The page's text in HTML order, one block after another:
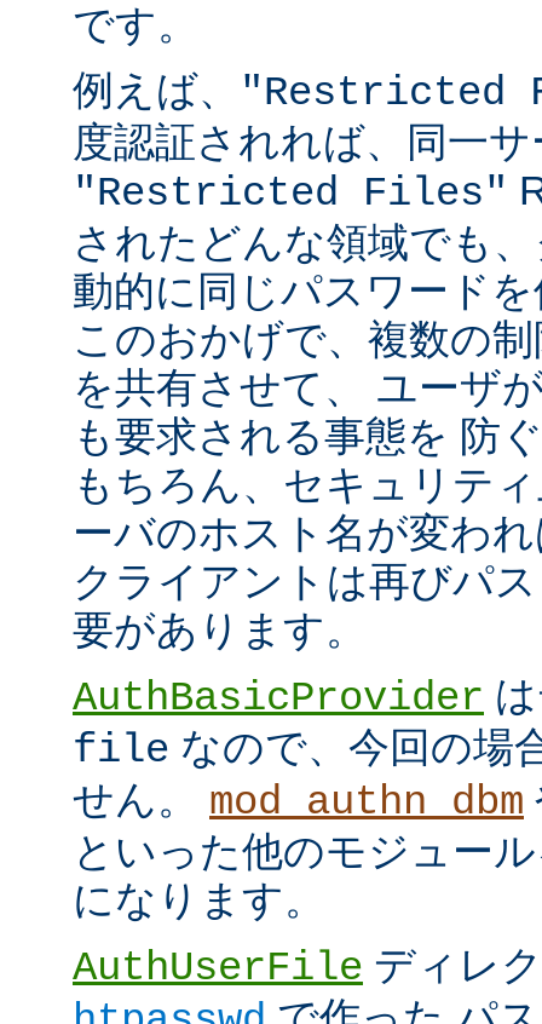
です。
例えば、
"Restricted
度認証されれば、同一
"Restricted Files"
されたどんな領域でも
動的に同じパスワード
このおかげで、複数の
を共有させて、 ユーザ
も要求される事態を 防
もちろん、セキュリテ
ーバのホスト名が変わ
クライアントは再びパ
要があります。
AuthBasicProvider
file なので、今回の場
せん。 mod_authn_dbm
といった他のモジュー
になります。
AuthUserFile ディレ